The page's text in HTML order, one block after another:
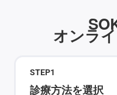
オンラ
STEP1
診療方法を選択